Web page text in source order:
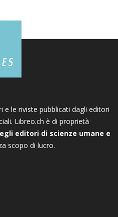
e le riviste pubblicati dagli editori
Libreo.ch è di proprietà
editori di scienze umane e
scopo di lucro.